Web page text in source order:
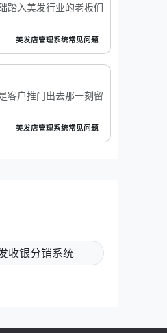
踏入美发行业的老板们
美发店管理系统常见问题
客户推门出去那一刻留
美发店管理系统常见问题
收银分销系统